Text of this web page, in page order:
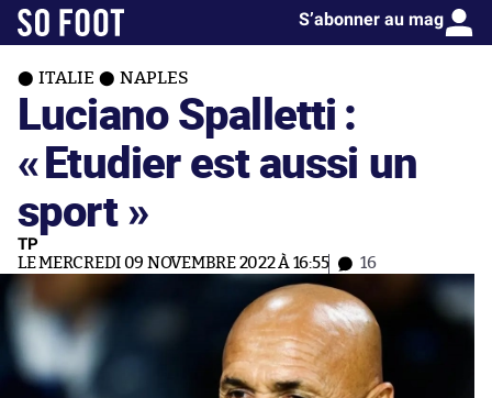
S’abonner au mag
ITALIE NAPLES
Luciano Spalletti :
«Etudier est aussi un
sport »
TP
LE MERCREDI 09 NOVEMBRE 2022 À 16:55 16